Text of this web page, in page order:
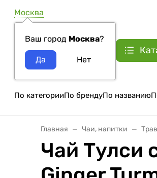
Москва
Ваш город Москва?
По категорииПо брендуПо названию
Главная Чаи, напитки
Чай Тулси